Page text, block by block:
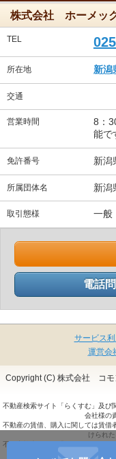
株式会社 ホーメッ
TEL
所在地 新潟
交通
営業時間
8：
能で
免許番号 新潟
所属団体名 新潟
取引態様 一般
電話
サービス
運営会
Copyright (C) 株式会社 コモ
不動産検索サイト「らくすむ」及び
会社様の
不動産の賃借、購入に関しては賃借
けられ
不動産検索サイト「らくすむ」及び
などの
無